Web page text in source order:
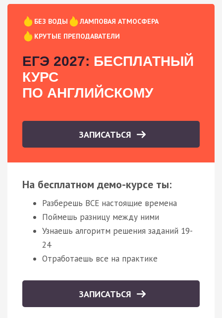
БЕЗ ВОДЫ
ЛАМПОВАЯ АТМОСФЕРА
КРУТЫЕ ПРЕПОДАВАТЕЛИ
ЕГЭ 2027: БЕСПЛАТНЫЙ
КУРС
ПО АНГЛИЙСКОМУ
ЗАПИСАТЬСЯ
На бесплатном демо-курсе ты:
Разберешь ВСЕ настоящие времена
Поймешь разницу между ними
Узнаешь алгоритм решения заданий 19-
24
Отработаешь все на практике
ЗАПИСАТЬСЯ